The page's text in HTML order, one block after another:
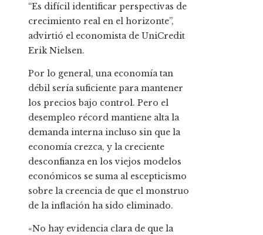
“Es difícil identificar perspectivas de
crecimiento real en el horizonte”,
advirtió el economista de UniCredit
Erik Nielsen.
Por lo general, una economía tan
débil sería suficiente para mantener
los precios bajo control. Pero el
desempleo récord mantiene alta la
demanda interna incluso sin que la
economía crezca, y la creciente
desconfianza en los viejos modelos
económicos se suma al escepticismo
sobre la creencia de que el monstruo
de la inflación ha sido eliminado.
«No hay evidencia clara de que la